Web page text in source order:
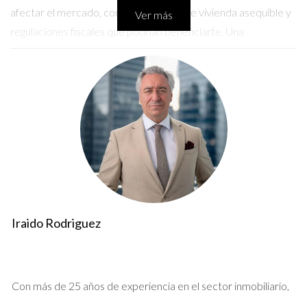
afectar el mercado, como programas de vivienda asequible y
regulaciones fiscales que podrían beneficiarte. Una
de manera más efectiva y elegir el momento adecuado para
vender, maximizando así tu retorno de inversión.
Factores clave del mercado inmobiliario
Ubicación: las áreas con mejor acceso a transporte
público suelen tener una mayor demanda.
Condiciones económicas: tasas de interés y
crecimiento económico influyen en las compras.
Demografía: los cambios en la población y en el perfil de
los compradores son fundamentales para entender el
Ver más
Iraido Rodriguez
Con más de 25 años de experiencia en el sector inmobiliario,